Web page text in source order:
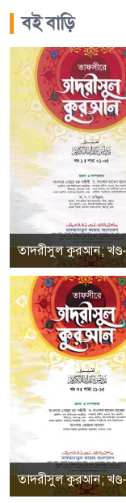
বই বাড়ি
তাদরীসুল কুরআন;
তাদরীসুল কুরআন;